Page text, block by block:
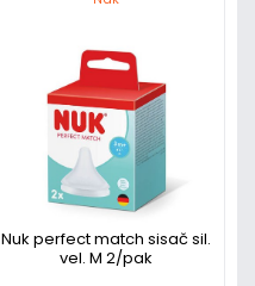
Nuk perfect match sisač sil.
vel. M 2/pak